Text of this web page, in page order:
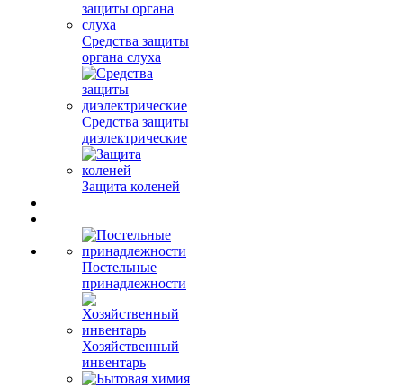
Средства защиты
органа слуха
Средства защиты
диэлектрические
Защита коленей
Постельные
принадлежности
Хозяйственный
инвентарь